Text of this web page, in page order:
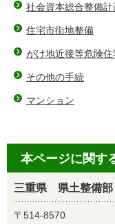
社会資本総合整備計
住宅市街地整備
がけ地近接等危険
その他の手続
マンション
本ページに関す
三重県 県土整備
〒514-8570